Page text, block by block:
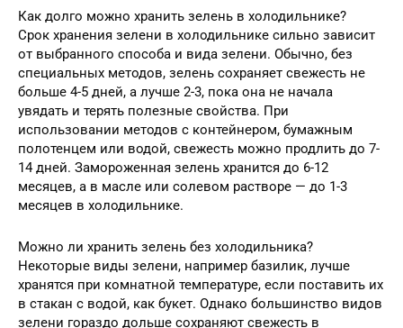
Как долго можно хранить зелень в холодильнике?
Срок хранения зелени в холодильнике сильно зависит
от выбранного способа и вида зелени. Обычно, без
специальных методов, зелень сохраняет свежесть не
больше 4-5 дней, а лучше 2-3, пока она не начала
увядать и терять полезные свойства. При
использовании методов с контейнером, бумажным
полотенцем или водой, свежесть можно продлить до 7-
14 дней. Замороженная зелень хранится до 6-12
месяцев, а в масле или солевом растворе — до 1-3
месяцев в холодильнике.
Можно ли хранить зелень без холодильника?
Некоторые виды зелени, например базилик, лучше
хранятся при комнатной температуре, если поставить их
в стакан с водой, как букет. Однако большинство видов
зелени гораздо дольше сохраняют свежесть в